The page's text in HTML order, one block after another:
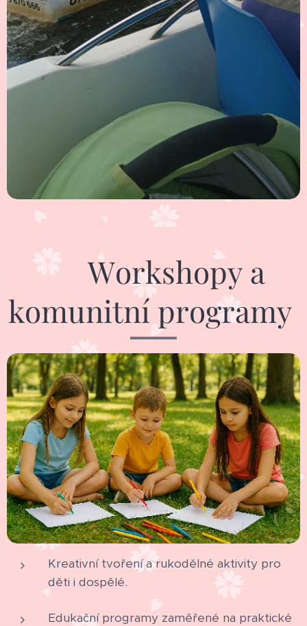
🎨 Workshopy a
komunitní programy
Kreativní tvoření a rukodělné aktivity pro
děti i dospělé.
Edukační programy zaměřené na praktické